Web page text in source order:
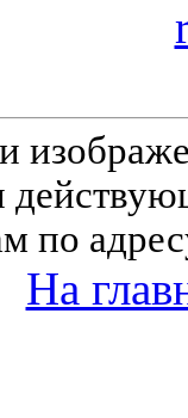
по
На